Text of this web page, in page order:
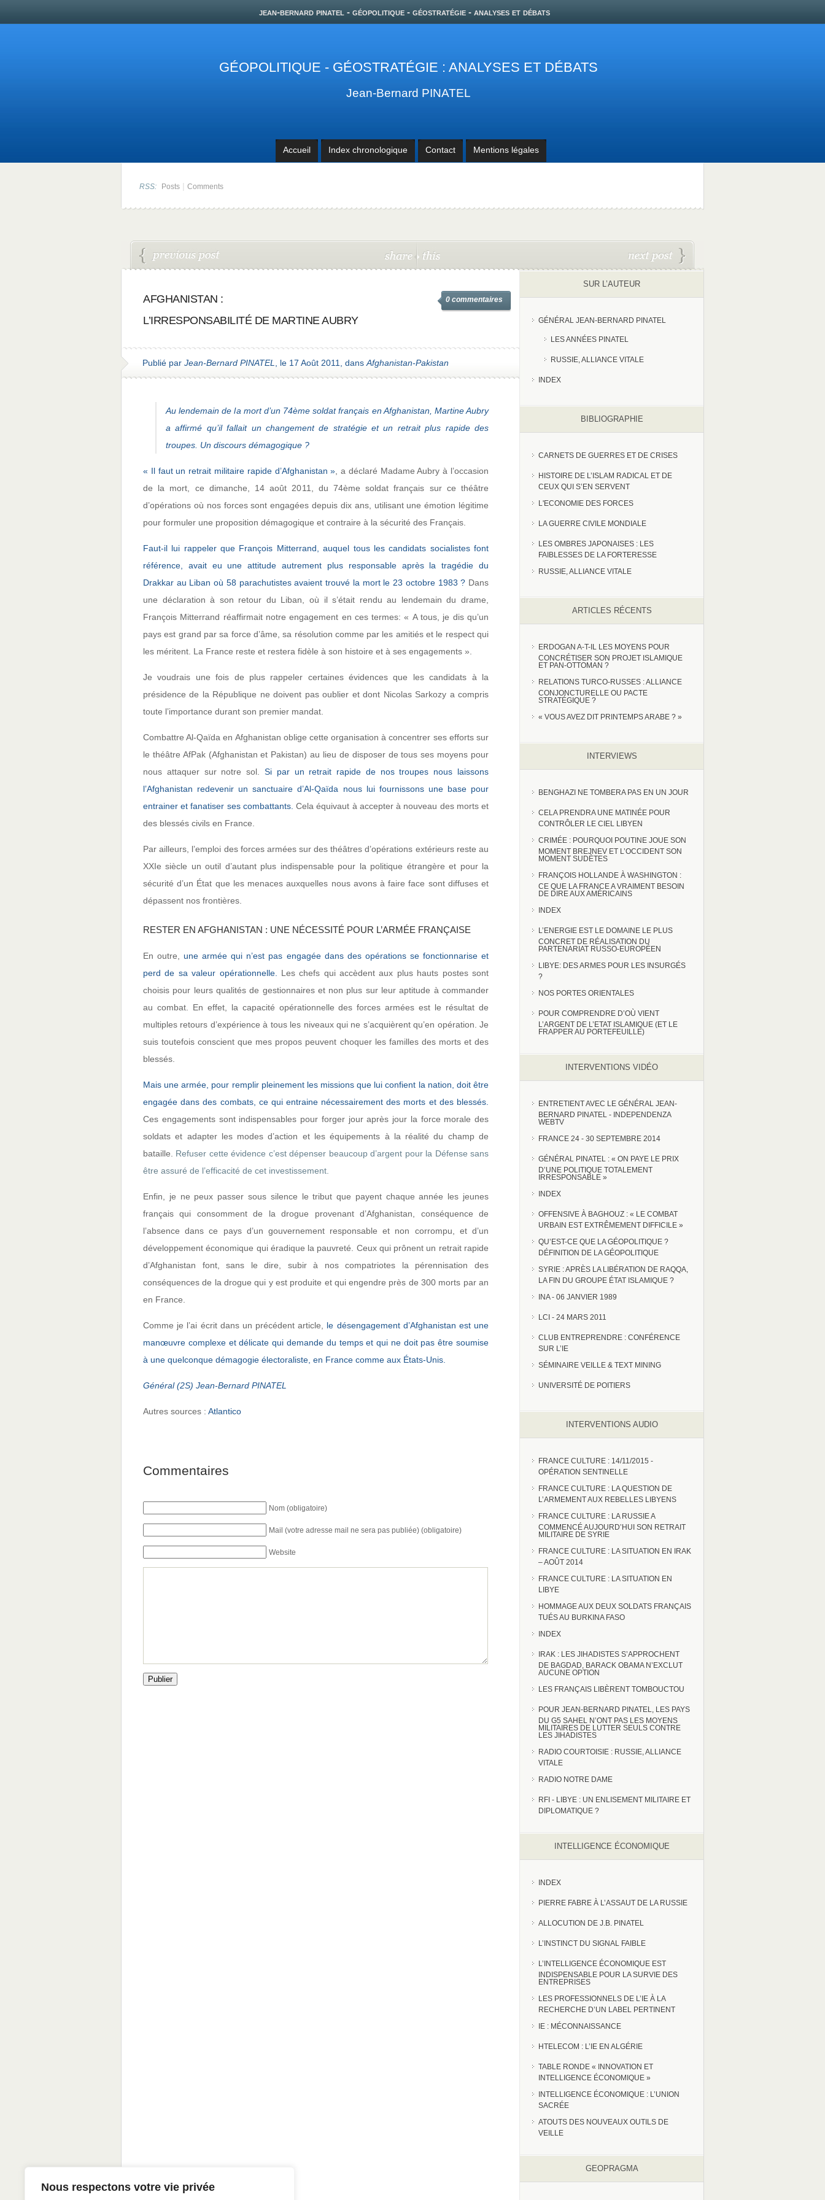
Nous respectons votre vie privée
jean-bernard pinatel - géopolitique - géostratégie - analyses et débats
GÉOPOLITIQUE - GÉOSTRATÉGIE : ANALYSES ET DÉBATS
Jean-Bernard PINATEL
Accueil Index chronologique Contact Mentions légales
RSS: Posts | Comments
AFGHANISTAN :
L’IRRESPONSABILITÉ DE MARTINE AUBRY
0 commentaires
Publié par Jean-Bernard PINATEL , le 17 Août 2011, dans Afghanistan-Pakistan
Au lendemain de la mort d’un 74ème soldat français en Afghanistan, Martine Aubry
a affirmé qu’il fallait un changement de stratégie et un retrait plus rapide des
troupes. Un discours démagogique ?
« Il faut un retrait militaire rapide d’Afghanistan » , a déclaré Madame Aubry à l’occasion
de la mort, ce dimanche, 14 août 2011, du 74ème soldat français sur ce théâtre
d’opérations où nos forces sont engagées depuis dix ans, utilisant une émotion légitime
pour formuler une proposition démagogique et contraire à la sécurité des Français.
Faut-il lui rappeler que François Mitterrand, auquel tous les candidats socialistes font
référence, avait eu une attitude autrement plus responsable après la tragédie du
Drakkar au Liban où 58 parachutistes avaient trouvé la mort le 23 octobre 1983 ? Dans
une déclaration à son retour du Liban, où il s’était rendu au lendemain du drame,
François Mitterrand réaffirmait notre engagement en ces termes: « A tous, je dis qu’un
pays est grand par sa force d’âme, sa résolution comme par les amitiés et le respect qui
les méritent. La France reste et restera fidèle à son histoire et à ses engagements ».
Je voudrais une fois de plus rappeler certaines évidences que les candidats à la
présidence de la République ne doivent pas oublier et dont Nicolas Sarkozy a compris
toute l’importance durant son premier mandat.
Combattre Al-Qaïda en Afghanistan oblige cette organisation à concentrer ses efforts sur
le théâtre AfPak (Afghanistan et Pakistan) au lieu de disposer de tous ses moyens pour
nous attaquer sur notre sol. Si par un retrait rapide de nos troupes nous laissons
l’Afghanistan redevenir un sanctuaire d’Al-Qaïda nous lui fournissons une base pour
entrainer et fanatiser ses combattants. Cela équivaut à accepter à nouveau des morts et
des blessés civils en France.
Par ailleurs, l’emploi des forces armées sur des théâtres d’opérations extérieurs reste au
XXIe siècle un outil d’autant plus indispensable pour la politique étrangère et pour la
sécurité d’un État que les menaces auxquelles nous avons à faire face sont diffuses et
dépassent nos frontières.
RESTER EN AFGHANISTAN : UNE NÉCESSITÉ POUR L’ARMÉE FRANÇAISE
En outre, une armée qui n’est pas engagée dans des opérations se fonctionnarise et
perd de sa valeur opérationnelle.
Les chefs qui accèdent aux plus hauts postes sont
choisis pour leurs qualités de gestionnaires et non plus sur leur aptitude à commander
au combat. En effet, la capacité opérationnelle des forces armées est le résultat de
multiples retours d’expérience à tous les niveaux qui ne s’acquièrent qu’en opération. Je
suis toutefois conscient que mes propos peuvent choquer les familles des morts et des
blessés.
Mais une armée, pour remplir pleinement les missions que lui confient la nation, doit être
engagée dans des combats, ce qui entraine nécessairement des morts et des blessés.
Ces engagements sont indispensables pour forger jour après jour la force morale des
soldats et adapter les modes d’action et les équipements à la réalité du champ de
bataille. Refuser cette évidence c’est dépenser beaucoup d’argent pour la Défense sans
être assuré de l’efficacité de cet investissement.
Enfin, je ne peux passer sous silence le tribut que payent chaque année les jeunes
français qui consomment de la drogue provenant d’Afghanistan, conséquence de
l’absence dans ce pays d’un gouvernement responsable et non corrompu, et d’un
développement économique qui éradique la pauvreté. Ceux qui prônent un retrait rapide
d’Afghanistan font, sans le dire, subir à nos compatriotes la pérennisation des
conséquences de la drogue qui y est produite et qui engendre près de 300 morts par an
en France.
Comme je l’ai écrit dans un précédent article, le désengagement d’Afghanistan est une
manœuvre complexe et délicate qui demande du temps et qui ne doit pas être soumise
à une quelconque démagogie électoraliste, en France comme aux États-Unis.
Général (2S) Jean-Bernard PINATEL
Autres sources : Atlantico
Commentaires
Nom (obligatoire)
Mail (votre adresse mail ne sera pas publiée) (obligatoire)
Website
SUR L’AUTEUR
GÉNÉRAL JEAN-BERNARD PINATEL
LES ANNÉES PINATEL
RUSSIE, ALLIANCE VITALE
INDEX
BIBLIOGRAPHIE
CARNETS DE GUERRES ET DE CRISES
HISTOIRE DE L’ISLAM RADICAL ET DE
CEUX QUI S’EN SERVENT
L'ECONOMIE DES FORCES
LA GUERRE CIVILE MONDIALE
LES OMBRES JAPONAISES : LES
FAIBLESSES DE LA FORTERESSE
RUSSIE, ALLIANCE VITALE
ARTICLES RÉCENTS
ERDOGAN A-T-IL LES MOYENS POUR
CONCRÉTISER SON PROJET ISLAMIQUE
ET PAN-OTTOMAN ?
RELATIONS TURCO-RUSSES : ALLIANCE
CONJONCTURELLE OU PACTE
STRATÉGIQUE ?
« VOUS AVEZ DIT PRINTEMPS ARABE ? »
INTERVIEWS
BENGHAZI NE TOMBERA PAS EN UN JOUR
CELA PRENDRA UNE MATINÉE POUR
CONTRÔLER LE CIEL LIBYEN
CRIMÉE : POURQUOI POUTINE JOUE SON
MOMENT BREJNEV ET L’OCCIDENT SON
MOMENT SUDÈTES
FRANÇOIS HOLLANDE À WASHINGTON :
CE QUE LA FRANCE A VRAIMENT BESOIN
DE DIRE AUX AMÉRICAINS
INDEX
L’ENERGIE EST LE DOMAINE LE PLUS
CONCRET DE RÉALISATION DU
PARTENARIAT RUSSO-EUROPÉEN
LIBYE: DES ARMES POUR LES INSURGÉS
?
NOS PORTES ORIENTALES
POUR COMPRENDRE D’OÙ VIENT
L’ARGENT DE L’ETAT ISLAMIQUE (ET LE
FRAPPER AU PORTEFEUILLE)
INTERVENTIONS VIDÉO
ENTRETIENT AVEC LE GÉNÉRAL JEAN-
BERNARD PINATEL - INDEPENDENZA
WEBTV
FRANCE 24 - 30 SEPTEMBRE 2014
GÉNÉRAL PINATEL : « ON PAYE LE PRIX
D’UNE POLITIQUE TOTALEMENT
IRRESPONSABLE »
INDEX
OFFENSIVE À BAGHOUZ : « LE COMBAT
URBAIN EST EXTRÊMEMENT DIFFICILE »
QU’EST-CE QUE LA GÉOPOLITIQUE ?
DÉFINITION DE LA GÉOPOLITIQUE
SYRIE : APRÈS LA LIBÉRATION DE RAQQA,
LA FIN DU GROUPE ÉTAT ISLAMIQUE ?
INA - 06 JANVIER 1989
LCI - 24 MARS 2011
CLUB ENTREPRENDRE : CONFÉRENCE
SUR L’IE
SÉMINAIRE VEILLE & TEXT MINING
UNIVERSITÉ DE POITIERS
INTERVENTIONS AUDIO
FRANCE CULTURE : 14/11/2015 -
OPÉRATION SENTINELLE
FRANCE CULTURE : LA QUESTION DE
L’ARMEMENT AUX REBELLES LIBYENS
FRANCE CULTURE : LA RUSSIE A
COMMENCÉ AUJOURD’HUI SON RETRAIT
MILITAIRE DE SYRIE
FRANCE CULTURE : LA SITUATION EN IRAK
– AOÛT 2014
FRANCE CULTURE : LA SITUATION EN
LIBYE
HOMMAGE AUX DEUX SOLDATS FRANÇAIS
TUÉS AU BURKINA FASO
INDEX
IRAK : LES JIHADISTES S’APPROCHENT
DE BAGDAD, BARACK OBAMA N’EXCLUT
AUCUNE OPTION
LES FRANÇAIS LIBÈRENT TOMBOUCTOU
POUR JEAN-BERNARD PINATEL, LES PAYS
DU G5 SAHEL N’ONT PAS LES MOYENS
MILITAIRES DE LUTTER SEULS CONTRE
LES JIHADISTES
RADIO COURTOISIE : RUSSIE, ALLIANCE
VITALE
RADIO NOTRE DAME
RFI - LIBYE : UN ENLISEMENT MILITAIRE ET
DIPLOMATIQUE ?
INTELLIGENCE ÉCONOMIQUE
INDEX
PIERRE FABRE À L’ASSAUT DE LA RUSSIE
ALLOCUTION DE J.B. PINATEL
L’INSTINCT DU SIGNAL FAIBLE
L’INTELLIGENCE ÉCONOMIQUE EST
INDISPENSABLE POUR LA SURVIE DES
ENTREPRISES
LES PROFESSIONNELS DE L’IE À LA
RECHERCHE D’UN LABEL PERTINENT
IE : MÉCONNAISSANCE
HTELECOM : L’IE EN ALGÉRIE
TABLE RONDE « INNOVATION ET
INTELLIGENCE ÉCONOMIQUE »
INTELLIGENCE ÉCONOMIQUE : L’UNION
SACRÉE
ATOUTS DES NOUVEAUX OUTILS DE
VEILLE
GEOPRAGMA